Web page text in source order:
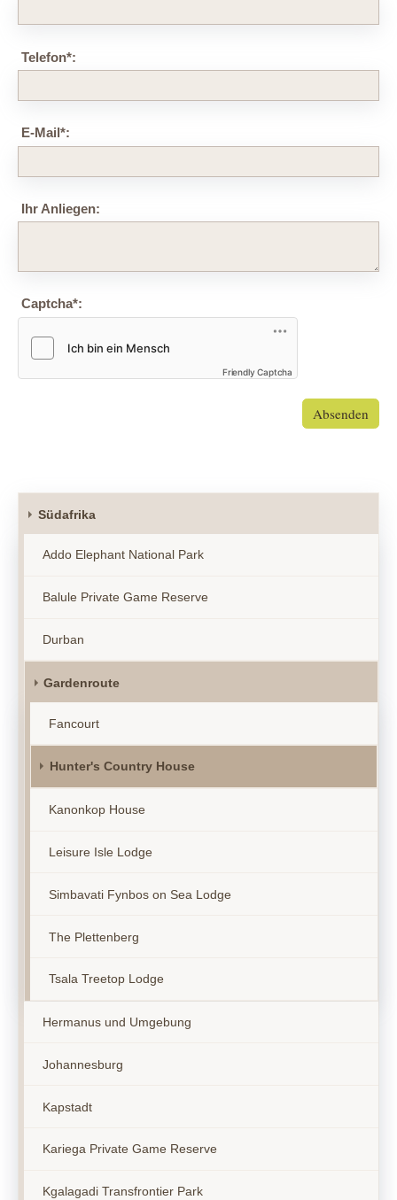
Telefon*:
E-Mail*:
Ihr Anliegen:
Captcha*:
Friendly Captcha
Absenden
Südafrika
Addo Elephant National Park
Balule Private Game Reserve
Durban
Gardenroute
Fancourt
Hunter's Country House
Kanonkop House
Leisure Isle Lodge
Simbavati Fynbos on Sea Lodge
The Plettenberg
Tsala Treetop Lodge
Hermanus und Umgebung
Johannesburg
Kapstadt
Kariega Private Game Reserve
Kgalagadi Transfrontier Park